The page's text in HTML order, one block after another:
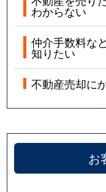
わからない
仲介手数料な
知りたい
不動産売却に
お